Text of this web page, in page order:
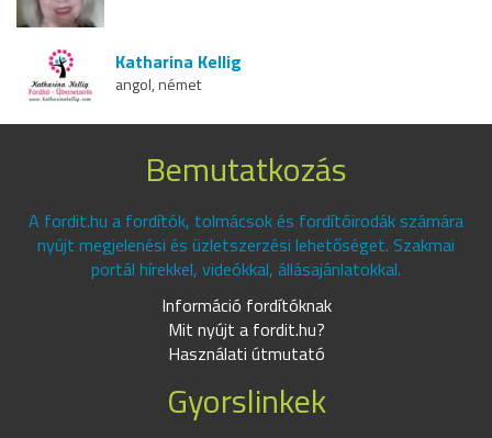
Katharina Kellig
angol, német
Bemutatkozás
A fordit.hu a fordítók, tolmácsok és fordítóirodák számára
nyújt megjelenési és üzletszerzési lehetőséget. Szakmai
portál hírekkel, videókkal, állásajánlatokkal.
Információ fordítóknak
Mit nyújt a fordit.hu?
Használati útmutató
Gyorslinkek